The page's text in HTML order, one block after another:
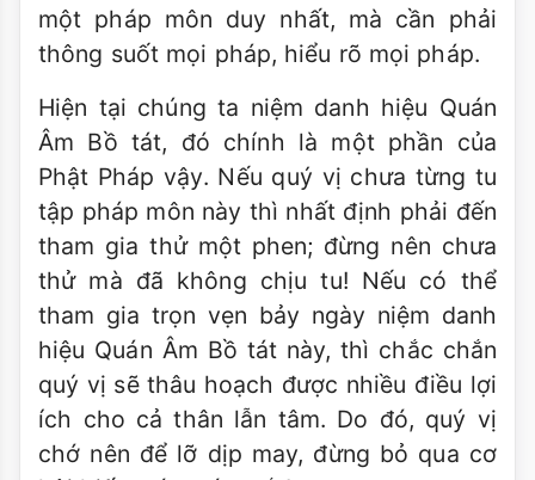
một pháp môn duy nhất, mà cần phải
thông suốt mọi pháp, hiểu rõ mọi pháp.
Hiện tại chúng ta niệm danh hiệu Quán
Âm Bồ tát, đó chính là một phần của
Phật Pháp vậy. Nếu quý vị chưa từng tu
tập pháp môn này thì nhất định phải đến
tham gia thử một phen; đừng nên chưa
thử mà đã không chịu tu! Nếu có thể
tham gia trọn vẹn bảy ngày niệm danh
hiệu Quán Âm Bồ tát này, thì chắc chắn
quý vị sẽ thâu hoạch được nhiều điều lợi
ích cho cả thân lẫn tâm. Do đó, quý vị
chớ nên để lỡ dịp may, đừng bỏ qua cơ